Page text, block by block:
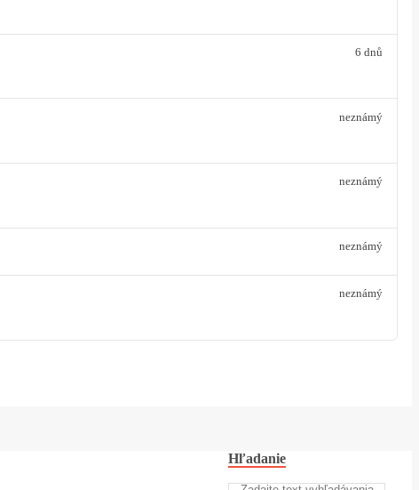
6 dnů
neznámý
neznámý
neznámý
neznámý
Hľadanie